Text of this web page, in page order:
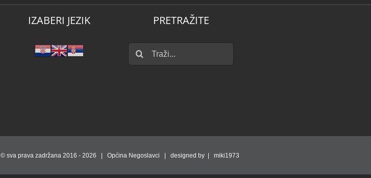
IZABERI JEZIK PRETRAŽITE
Traži...
© sva prava zadržana 2016 - 2026 | Općina Negoslavci | designed by | miki1973